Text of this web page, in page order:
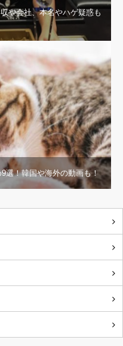
や会社、本名やハゲ疑惑も
選！韓国や海外の動画も！